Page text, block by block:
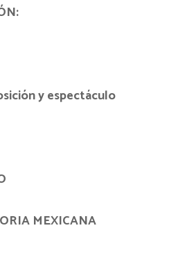
y espectáculo
MEXICANA